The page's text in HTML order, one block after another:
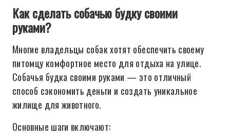
Как сделать собачью будку своими
руками?
Многие владельцы собак хотят обеспечить своему
питомцу комфортное место для отдыха на улице.
Собачья будка своими руками — это отличный
способ сэкономить деньги и создать уникальное
жилище для животного.
Основные шаги включают: